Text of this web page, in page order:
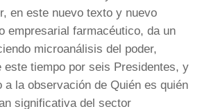
en este nuevo texto y nuevo
empresarial farmacéutico, da un
microanálisis del poder,
este tiempo por seis Presidentes, y
a la observación de Quién es quién
significativa del sector